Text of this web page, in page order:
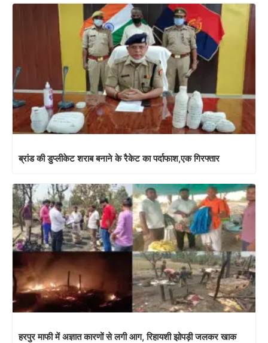
ब्रांड की डुप्लीकेट शराब बनाने के रैकेट का पर्दाफाश,एक गिरफ्तार
हरपुर माफी में अज्ञात कारणों से लगी आग, रिहायशी झोपड़ी जलकर खाक